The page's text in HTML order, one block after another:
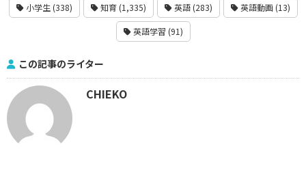
小学生 (338) 知育 (1,335) 英語 (283) 英語動画 (13)
英語学習 (91)
この記事のライター
CHIEKO